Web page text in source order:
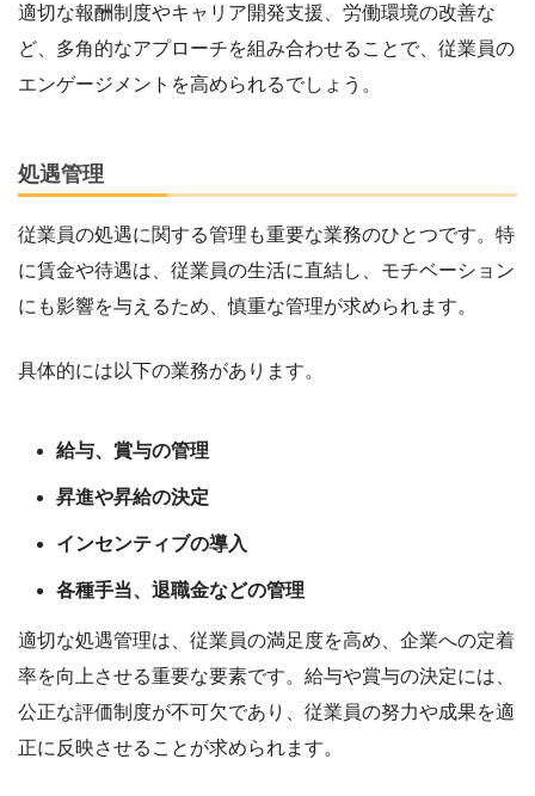
適切な報酬制度やキャリア開発支援、労働環境の改善な
ど、多角的なアプローチを組み合わせることで、従業員の
エンゲージメントを高められるでしょう。
処遇管理
従業員の処遇に関する管理も重要な業務のひとつです。特
に賃金や待遇は、従業員の生活に直結し、モチベーション
にも影響を与えるため、慎重な管理が求められます。
具体的には以下の業務があります。
給与、賞与の管理
昇進や昇給の決定
インセンティブの導入
各種手当、退職金などの管理
適切な処遇管理は、従業員の満足度を高め、企業への定着
率を向上させる重要な要素です。給与や賞与の決定には、
公正な評価制度が不可欠であり、従業員の努力や成果を適
正に反映させることが求められます。